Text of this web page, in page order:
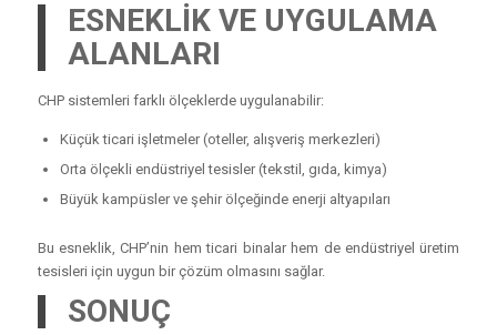
ESNEKLİK VE UYGULAMA
ALANLARI
CHP sistemleri farklı ölçeklerde uygulanabilir:
Küçük ticari işletmeler (oteller, alışveriş merkezleri)
Orta ölçekli endüstriyel tesisler (tekstil, gıda, kimya)
Büyük kampüsler ve şehir ölçeğinde enerji altyapıları
Bu esneklik, CHP’nin hem ticari binalar hem de endüstriyel üretim
tesisleri için uygun bir çözüm olmasını sağlar.
SONUÇ